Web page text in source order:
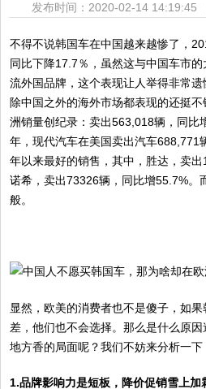
发布时间：2020-02-14
不得不说韩国车在中国越来越惨了，
同比下降17.7％，虽然这与中国车市
流外国品牌，这个表现让人举得非常
除中国之外的海外市场都表现的还挺
洲销量创纪录：卖出563,018辆，同比
年，现代汽车在美国卖出汽车688,771
年以来最好的销售，其中，胜达，卖
诺希，卖出73326辆，同比增55.7%。
般。
显然，欧美的消费者也不是傻子，如
差，他们也不会选择。那么是什么原
地方香的局面呢？我们不妨来分析一下
1.品牌影响力是短板，降价促销雪上加